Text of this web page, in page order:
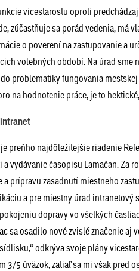
vicestarostu oproti
zúčastňuje sa porád vedenia, má
o poverení na zastupovanie a
volebných období. Na úrad
problematiky fungovania
na hodnotenie práce, je to
preňho najdôležitejšie riadenie
vydávanie časopisu Lamačan.
prípravu zasadnutí miestneho
a pre miestny úrad intranetový
dopravy vo všetkých
sa osadilo nové zvislé značenie
odkrýva svoje plány
3/5 úväzok, zatiaľ sa mi však